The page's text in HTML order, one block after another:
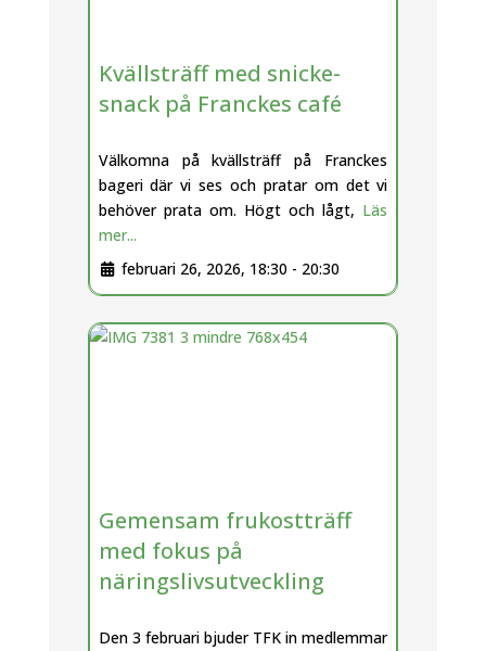
Kvällsträff med snicke-
snack på Franckes café
Välkomna på kvällsträff på Franckes
bageri där vi ses och pratar om det vi
behöver prata om. Högt och lågt, Läs
mer...
februari 26, 2026, 18:30 - 20:30
Gemensam frukostträff
med fokus på
näringslivsutveckling
Den 3 februari bjuder TFK in medlemmar